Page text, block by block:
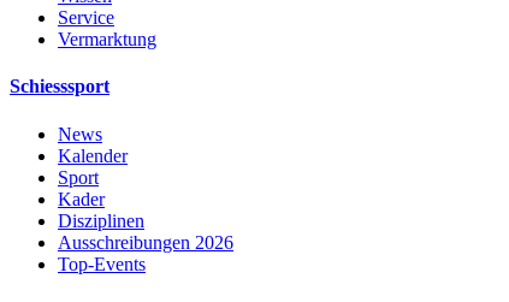
Service
Vermarktung
Schiesssport
News
Kalender
Sport
Kader
Disziplinen
Ausschreibungen 2026
Top-Events